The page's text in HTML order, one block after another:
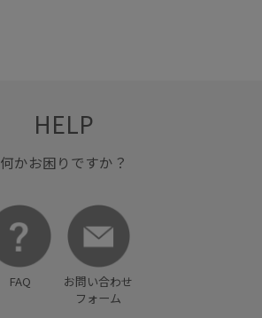
HELP
何かお困りですか？
FAQ
お問い合わせ
フォーム